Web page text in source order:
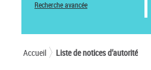
Recherche avancée
Accueil Liste de notices d’autorité